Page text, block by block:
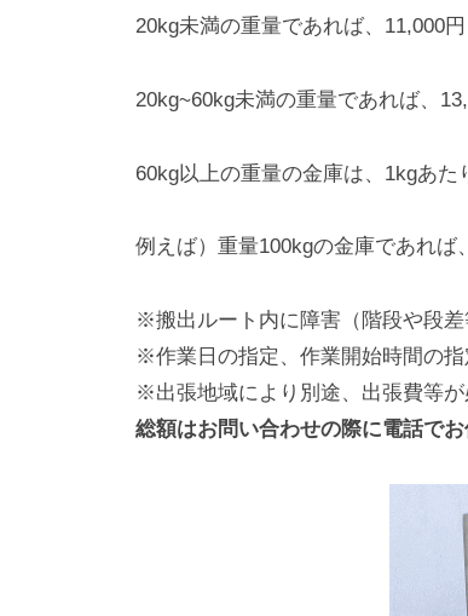
20kg未満の重量であれば、11,000円
20kg~60kg未満の重量であれば、
60kg以上の重量の金庫は、1kgあた
例えば）重量100kgの金庫であれば
※搬出ルート内に障害（階段や段差
※作業日の指定、作業開始時間の指
※出張地域により別途、出張費等が
総額はお問い合わせの際に電話で